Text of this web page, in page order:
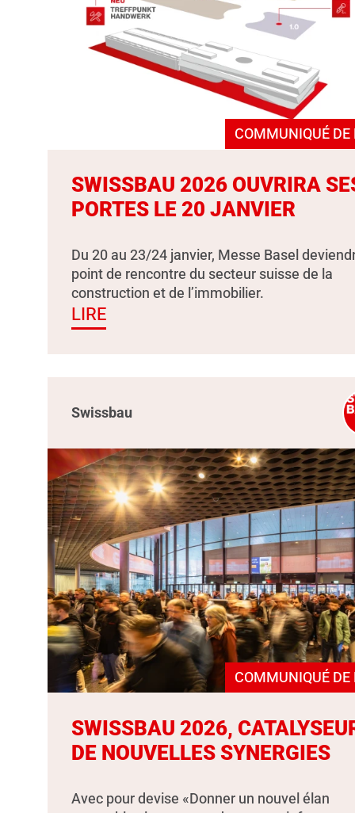
COMMUNIQUÉ DE
SWISSBAU 2026 OUVRIRA
PORTES LE 20 JANVIER
Du 20 au 23/24 janvier, Messe Basel
point de rencontre du secteur suisse de la
construction et de l’immobilier.
LIRE
Swissbau
COMMUNIQUÉ DE
SWISSBAU 2026,
DE NOUVELLES SYNERGIES
Avec pour devise «Donner un nouvel élan